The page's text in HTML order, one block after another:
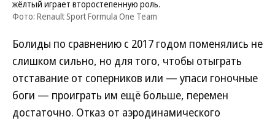
жёлтый играет второстепенную роль.
Фото: Renault Sport Formula One Team
Болиды по сравнению с 2017 годом поменялись не
слишком сильно, но для того, чтобы отыграть
отставание от соперников или — упаси гоночные
боги — проиграть им ещё больше, перемен
достаточно. Отказ от аэродинамического